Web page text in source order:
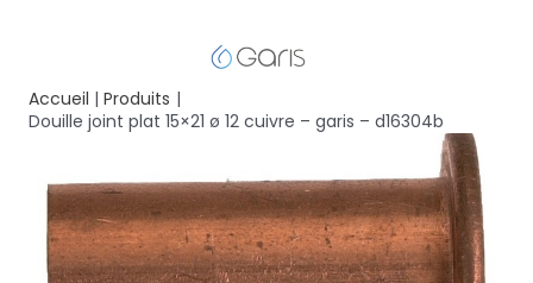
Accueil
Produits
Douille joint plat 15×21 ø 12 cuivre – garis – d16304b